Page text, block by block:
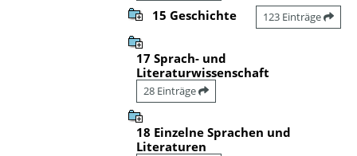
15 Geschichte 123 Einträge
17 Sprach- und
Literaturwissenschaft
28 Einträge
18 Einzelne Sprachen und
Literaturen